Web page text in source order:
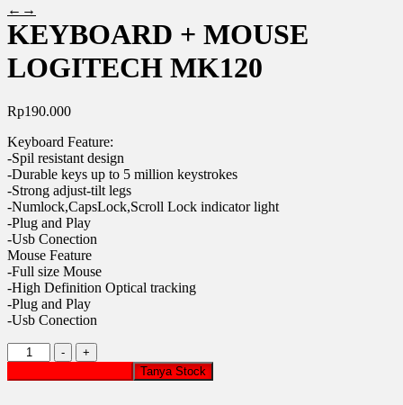
← →
KEYBOARD + MOUSE
LOGITECH MK120
Rp190.000
Keyboard Feature:
-Spil resistant design
-Durable keys up to 5 million keystrokes
-Strong adjust-tilt legs
-Numlock,CapsLock,Scroll Lock indicator light
-Plug and Play
-Usb Conection
Mouse Feature
-Full size Mouse
-High Definition Optical tracking
-Plug and Play
-Usb Conection
-
Kuantitas
KEYBOARD
+
+
Tanya Stock